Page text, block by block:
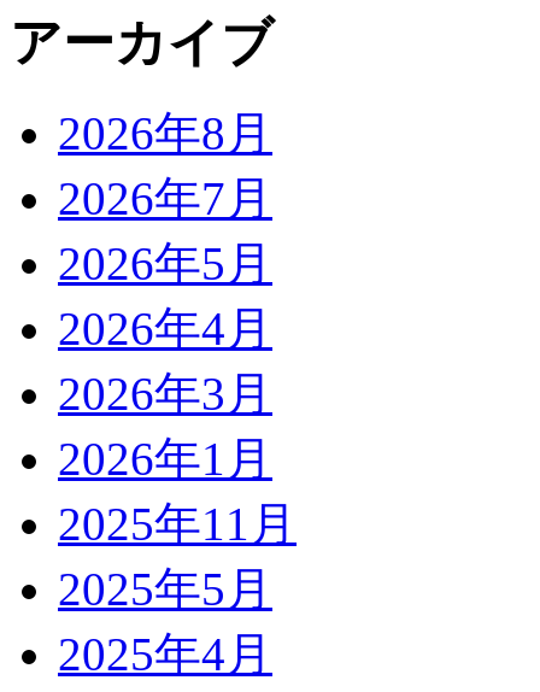
アーカイブ
2026年8月
2026年7月
2026年5月
2026年4月
2026年3月
2026年1月
2025年11月
2025年5月
2025年4月